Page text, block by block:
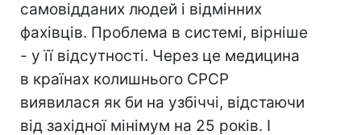
самовідданих людей і відмінних
фахівців. Проблема в системі, вірніше
- у її відсутності. Через це медицина
в країнах колишнього СРСР
виявилася як би на узбіччі, відстаючи
від західної мінімум на 25 років. І